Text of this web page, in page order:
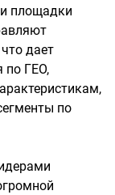
площадки
дает
по ГЕО,
по